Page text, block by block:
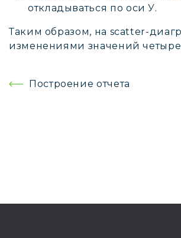
откладываться по оси У.
Таким образом, на scatter-
изменениями значений
Навигация
Построение отчета